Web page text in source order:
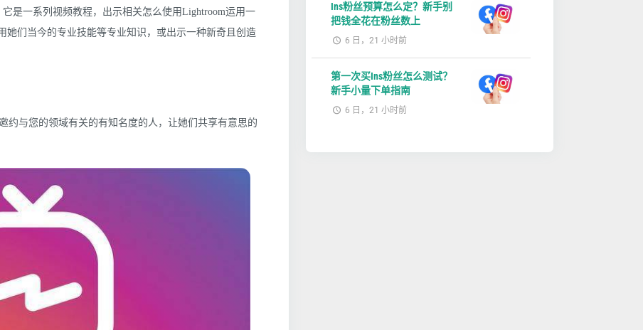
是一系列视频教程，出示相关怎么使用Lightroom运用一
她们当今的专业技能等专业知识，或出示一种新奇且创造
约与您的领域有关的有知名度的人，让她们共享有意思的
Ins粉丝预算怎么定？新手别
把钱全花在粉丝数上
6 日，21 小时前
第一次买Ins粉丝怎么测试？
新手小量下单指南
6 日，21 小时前